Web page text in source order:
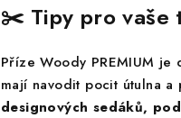
✂️ Tipy pro vaše
Příze Woody PREMIUM
mají navodit pocit útulna a
designových sedáků,